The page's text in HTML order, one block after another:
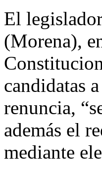
El
(Morena),
candidatas
renuncia,
además el
mediante